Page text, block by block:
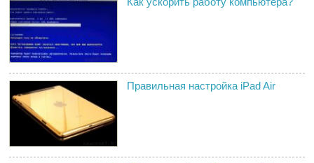
Правильная настройка iPad Air